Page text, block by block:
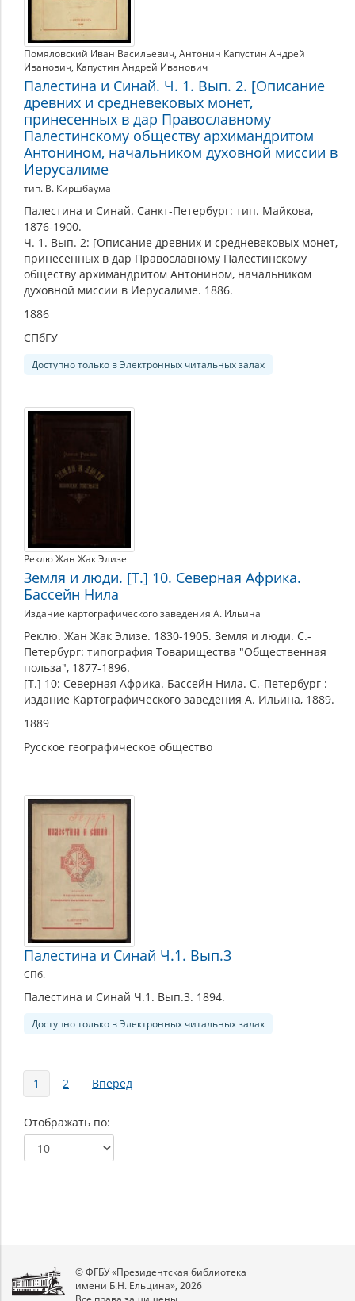
Помяловский Иван Васильевич, Антонин Капустин Андрей
Иванович, Капустин Андрей Иванович
Палестина и Синай. Ч. 1. Вып. 2. [Описание
древних и средневековых монет,
принесенных в дар Православному
Палестинскому обществу архимандритом
Антонином, начальником духовной миссии в
Иерусалиме
тип. В. Киршбаума
Палестина и Синай. Санкт-Петербург: тип. Майкова,
1876-1900.
Ч. 1. Вып. 2: [Описание древних и средневековых монет,
принесенных в дар Православному Палестинскому
обществу архимандритом Антонином, начальником
духовной миссии в Иерусалиме. 1886.
1886
СПбГУ
Доступно только в Электронных читальных залах
Реклю Жан Жак Элизе
Земля и люди. [Т.] 10. Северная Африка.
Бассейн Нила
Издание картографического заведения А. Ильина
Реклю. Жан Жак Элизе. 1830-1905. Земля и люди. С.-
Петербург: типография Товарищества "Общественная
польза", 1877-1896.
[Т.] 10: Северная Африка. Бассейн Нила. С.-Петербург :
издание Картографического заведения А. Ильина, 1889.
1889
Русское географическое общество
Палестина и Синай Ч.1. Вып.3
СПб.
Палестина и Синай Ч.1. Вып.3. 1894.
Доступно только в Электронных читальных залах
Страницы
1 2 Вперед
Отображать по
© ФГБУ «Президентская библиотека
имени Б.Н. Ельцина», 2026